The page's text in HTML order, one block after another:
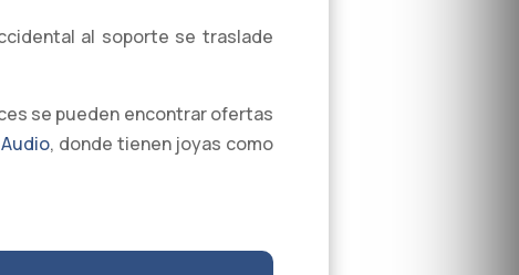
al soporte se traslade
se pueden encontrar ofertas
, donde tienen joyas como